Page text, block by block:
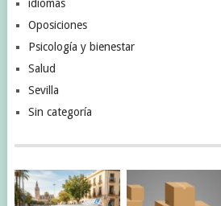
idiomas
Oposiciones
Psicología y bienestar
Salud
Sevilla
Sin categoría